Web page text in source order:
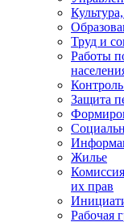
Труд и
Работы
Защита
Жилье
их прав
Рабочая